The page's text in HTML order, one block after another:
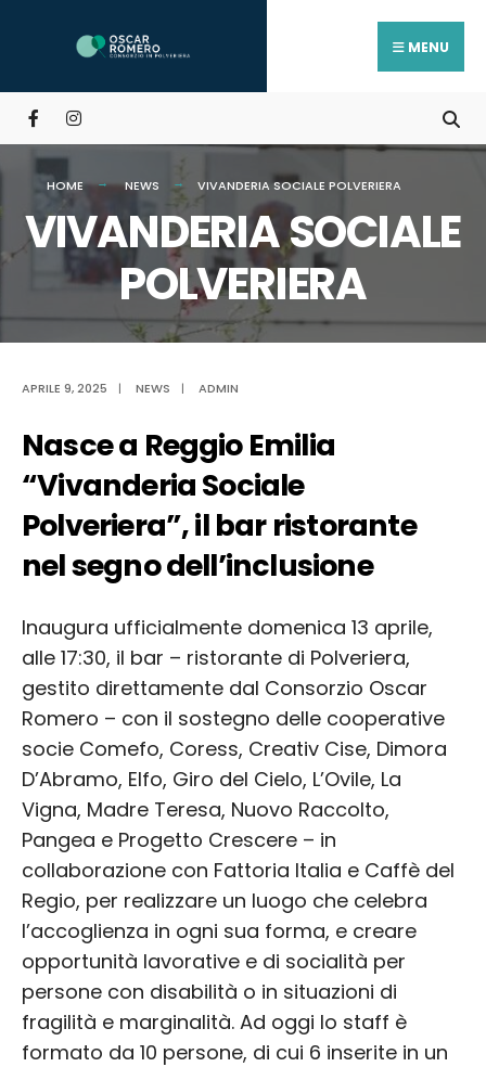
MENU
HOME NEWS VIVANDERIA SOCIALE POLVERIERA
VIVANDERIA SOCIALE
POLVERIERA
APRILE 9, 2025 | NEWS | ADMIN
Nasce a Reggio Emilia
“Vivanderia Sociale
Polveriera”, il bar ristorante
nel segno dell’inclusione
Inaugura ufficialmente domenica 13 aprile,
alle 17:30, il bar – ristorante di Polveriera,
gestito direttamente dal Consorzio Oscar
Romero – con il sostegno delle cooperative
socie Comefo, Coress, Creativ Cise, Dimora
D’Abramo, Elfo, Giro del Cielo, L’Ovile, La
Vigna, Madre Teresa, Nuovo Raccolto,
Pangea e Progetto Crescere – in
collaborazione con Fattoria Italia e Caffè del
Regio, per realizzare un luogo che celebra
l’accoglienza in ogni sua forma, e creare
opportunità lavorative e di socialità per
persone con disabilità o in situazioni di
fragilità e marginalità. Ad oggi lo staff è
formato da 10 persone, di cui 6 inserite in un
for: